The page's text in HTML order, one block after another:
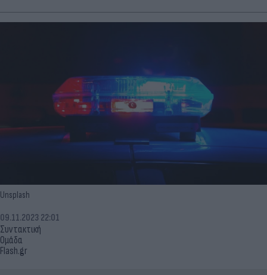
Unsplash
Συντακτική
Ομάδα
Flash.gr
09.11.2023 22:01